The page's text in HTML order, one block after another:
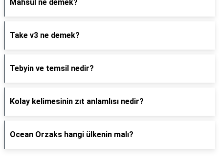
Mahsül ne demek?
Take v3 ne demek?
Tebyin ve temsil nedir?
Kolay kelimesinin zıt anlamlısı nedir?
Ocean Orzaks hangi ülkenin malı?